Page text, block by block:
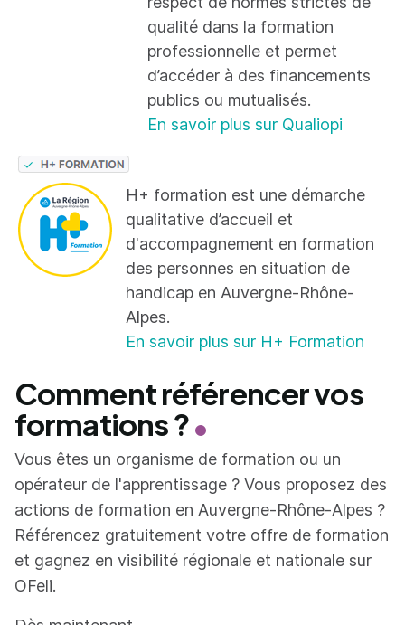
qualité dans la formation
professionnelle et permet
d’accéder à des financements
publics ou mutualisés.
En savoir plus sur Qualiopi
H+ formation est une démarche
qualitative d’accueil et
d'accompagnement en formation
des personnes en situation de
handicap en Auvergne-Rhône-
Alpes.
En savoir plus sur H+ Formation
Comment référencer vos
formations ?
Vous êtes un organisme de formation ou un
opérateur de l'apprentissage ? Vous proposez des
actions de formation en Auvergne-Rhône-Alpes ?
Référencez gratuitement votre offre de formation
et gagnez en visibilité régionale et nationale sur
OFeli.